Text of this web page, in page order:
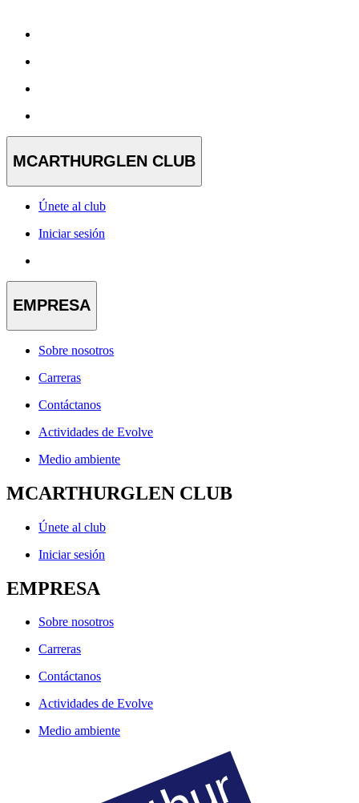
MCARTHURGLEN CLUB
Únete al club
Iniciar sesión
EMPRESA
Sobre nosotros
Carreras
Contáctanos
Actividades de Evolve
Medio ambiente
MCARTHURGLEN CLUB
Únete al club
Iniciar sesión
EMPRESA
Sobre nosotros
Carreras
Contáctanos
Actividades de Evolve
Medio ambiente